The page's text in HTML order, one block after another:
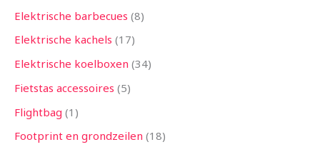
Elektrische barbecues 8
Elektrische kachels 17
Elektrische koelboxen 34
Fietstas accessoires 5
Flightbag 1
Footprint en grondzeilen 18